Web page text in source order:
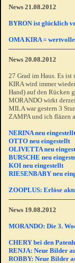
News 21.08.2012
BYRON ist glücklich
OMA KIRA =
News 20.08.2012
27 Grad im Haus. Es
KIRA wird immer
Hand) auf den Rücken
MORANDO wirkt
MILA war gestern 3
ZAMPA und ich fläzen
NERINA neu eingestellt
OTTO neu eingestellt
OLIVETTA neu
BURSCHE neu
KOI neu eingestellt
RIESENBABY neu
ZOOPLUS: Erlöse
News 19.08.2012
MORANDO: Die 3.
CHERY bei den
RENJA: Neue Bilder
ROBBY: Neue Bilder